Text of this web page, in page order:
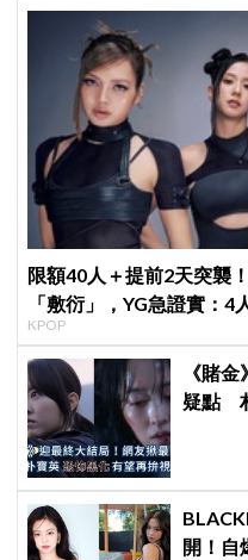
限額40人＋提前2天突襲
「敷衍」，YG急證實：4
KPOP
《賭
疑點
開！自